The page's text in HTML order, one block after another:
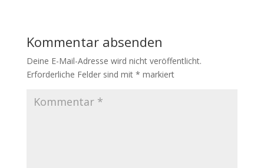
Kommentar absenden
Deine E-Mail-Adresse wird nicht veröffentlicht.
Erforderliche Felder sind mit * markiert